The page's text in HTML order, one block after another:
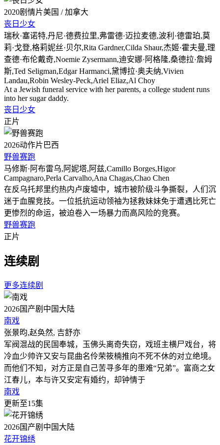
2020剧情片美国 / 加拿大
丧日少女
瑞秋·塞诺特,丹尼·德费拉里,弗雷德·迈拉麦德,波利·德雷珀,莫
莉·戈登,格莉妮丝·贝尔,Rita Gardner,Cilda Shaur,杰姬·霍夫曼,理
查德·布伦戴奇,Noemie Zysermann,迪安娜·阿格隆,桑德拉·詹姆
斯,Ted Seligman,Edgar Harmanci,黛博拉·奥夫纳,Vivien
Landau,Robin Wesley-Peck,Ariel Eliaz,Al Choy
At a Jewish funeral service with her parents, a college student runs
into her sugar daddy.
丧日少女
正片
2026动作片 巴西
野兽赛跑
马修斯·阿布雷乌,阿妮塔,阿兹,Camillo Borges,Higor
Campagnaro,Perla Carvalho,Ana Chagas,Chao Chen
在反乌托邦里约热内卢废墟中，城市被阶级斗争撕裂，人们沉
迷于血腥竞技。一位抵抗运动领袖为拯救妹妹免于遭遇比死亡
更惨烈的命运，被迫卷入一场暴力而高风险的竞赛。
野兽赛跑
正片
连续剧
更多连续剧
2026国产剧 中国大陆
南戏
张景昀,赵奂然, 吉舒亦
军阀混战的民国奉城，玉佛头离奇失窃，戏班主横尸戏台，将
冷血少帅许又安与昆曲名伶荣筱楠推向不死不休的对立绝境。
而他们不知，对方正是自己苦寻多年的患难“兄弟”。富商之女
江春儿，本与许又安定有婚约，却钟情于
南戏
更新至15集
2026国产剧 中国大陆
花开锦绣